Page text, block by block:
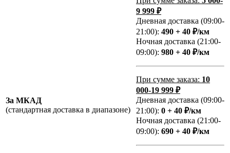
За МКАД
(стандартная доставка в диапазоне)
9 999 ₽
Дневная доставка (09:00-
21:00): 490 + 40 ₽/км
Ночная доставка (21:00-
09:00): 980 + 40 ₽/км
При сумме заказа: 10
000-19 999 ₽
Дневная доставка (09:00-
21:00): 0 + 40 ₽/км
Ночная доставка (21:00-
09:00): 690 + 40 ₽/км